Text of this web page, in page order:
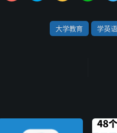
大学教育 学英语